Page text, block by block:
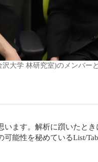
沢大学 林研究室)のメンバー
ます。解析に躓いたと
能性を秘めているList/